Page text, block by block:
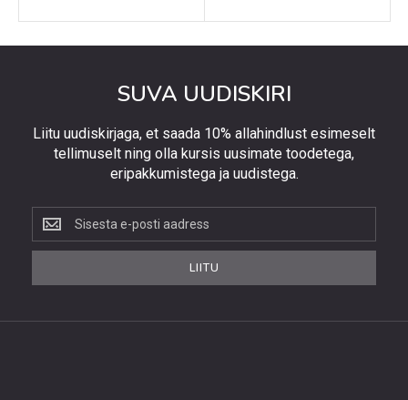
SUVA UUDISKIRI
Liitu uudiskirjaga, et saada 10% allahindlust esimeselt
tellimuselt ning olla kursis uusimate toodetega,
eripakkumistega ja uudistega.
Liitu
uudiskirjaga,
et
LIITU